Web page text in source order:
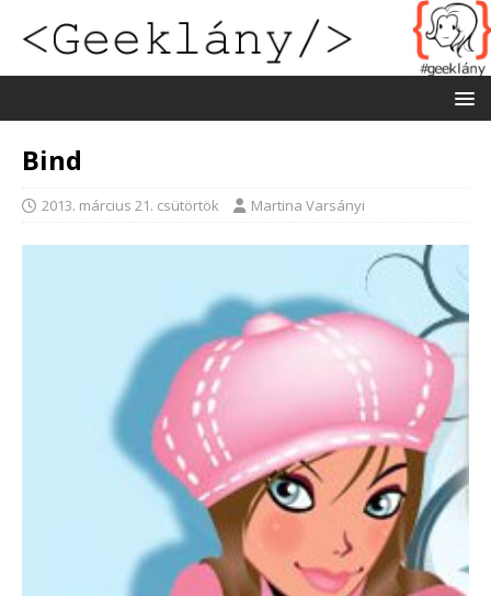
Bind
2013. március 21. csütörtök Martina Varsányi